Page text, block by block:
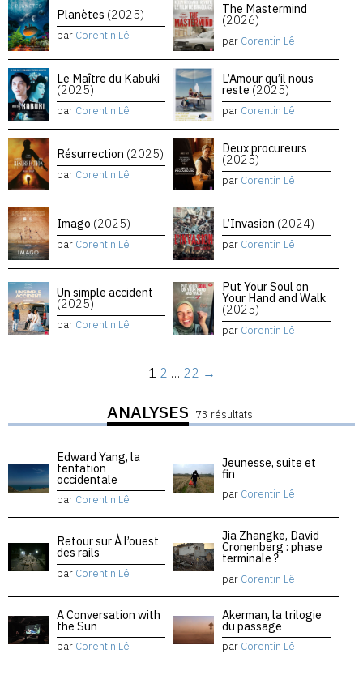
Planètes (2025)
par Corentin Lê
The Mastermind
(2026)
par Corentin Lê
Le Maître du Kabuki
(2025)
par Corentin Lê
L’Amour qu’il nous
reste (2025)
par Corentin Lê
Résurrection (2025)
par Corentin Lê
Deux procureurs
(2025)
par Corentin Lê
Imago (2025)
par Corentin Lê
L’Invasion (2024)
par Corentin Lê
Un simple accident
(2025)
par Corentin Lê
Put Your Soul on
Your Hand and Walk
(2025)
par Corentin Lê
1 2 … 22 →
ANALYSES 73 résultats
Edward Yang, la
tentation
occidentale
par Corentin Lê
Jeunesse, suite et
fin
par Corentin Lê
Retour sur À l’ouest
des rails
par Corentin Lê
Jia Zhangke, David
Cronenberg : phase
terminale ?
par Corentin Lê
A Conversation with
the Sun
par Corentin Lê
Akerman, la trilogie
du passage
par Corentin Lê